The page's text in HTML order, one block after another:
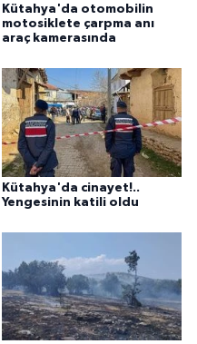
Kütahya'da otomobilin
motosiklete çarpma anı
araç kamerasında
Kütahya'da cinayet!..
Yengesinin katili oldu